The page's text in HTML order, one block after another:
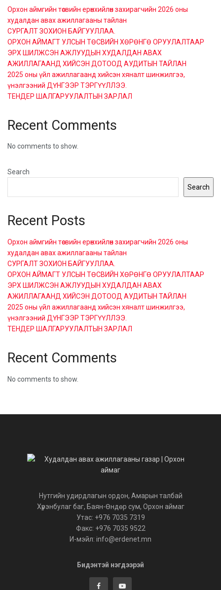
Орхон аймгийн төсвийн ерөнхийлөн захирагчийн 2026 оны
худалдан авах ажиллагааны тайлан
СУРГАЛТ ЗОХИОН БАЙГУУЛЛАА.
ОРХОН АЙМАГТ УЛСЫН ТӨСВИЙН ХӨРӨНГӨ ОРУУЛАЛТААР
ЭРХ ШИЛЖСЭН АЖЛУУДЫН ХУДАЛДАН АВАХ
АЖИЛЛАГААНД ХИЙСЭН ДОТООД АУДИТЫН ТАЙЛАН
2025 оны үйл ажиллагаанд хийсэн хяналт шинжилгээ,
үнэлгээний ДҮНГЭЭР ТЭРГҮҮЛЛЭЭ.
ТЕНДЕР ШАЛГАРУУЛАЛТЫН ЗАРЛАЛ
Recent Comments
No comments to show.
Search
Search
Recent Posts
Орхон аймгийн төсвийн ерөнхийлөн захирагчийн 2026 оны
худалдан авах ажиллагааны тайлан
СУРГАЛТ ЗОХИОН БАЙГУУЛЛАА.
ОРХОН АЙМАГТ УЛСЫН ТӨСВИЙН ХӨРӨНГӨ ОРУУЛАЛТААР
ЭРХ ШИЛЖСЭН АЖЛУУДЫН ХУДАЛДАН АВАХ
АЖИЛЛАГААНД ХИЙСЭН ДОТООД АУДИТЫН ТАЙЛАН
2025 оны үйл ажиллагаанд хийсэн хяналт шинжилгээ,
үнэлгээний ДҮНГЭЭР ТЭРГҮҮЛЛЭЭ.
ТЕНДЕР ШАЛГАРУУЛАЛТЫН ЗАРЛАЛ
Recent Comments
No comments to show.
Нутгийн удирдлагын ордон, Амарын талбай
Хүрэнбулаг баг, Баян-Өндөр сум, Орхон аймаг
Утас: +976 7035 7319
Факс: +976 7035 9522
И-мэйл: info@erdenet.mn
Бидэнтэй нэгдээрэй